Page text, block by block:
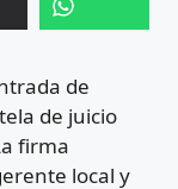
de
de juicio
firma
local y